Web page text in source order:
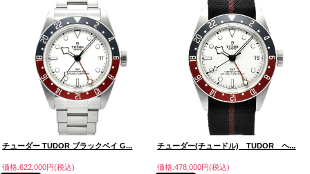
チューダー TUDOR ブラックベイ G...
価格:622,000円(税込)
チューダー(チュードル) TUDOR ヘ...
価格:478,000円(税込)